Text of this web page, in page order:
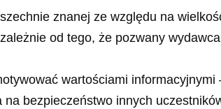
znanej ze względu na
od tego, że pozwany
wartościami
na bezpieczeństwo innych